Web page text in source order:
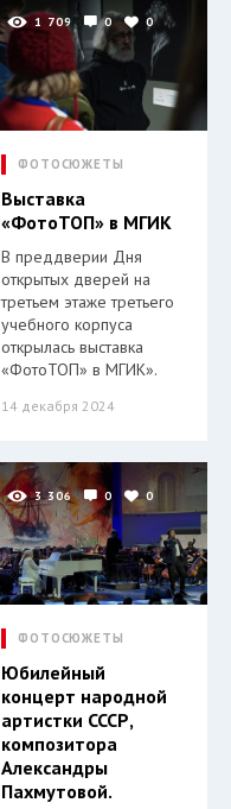
1 709 0 0
ФОТОСЮЖЕТЫ
Выставка
«ФотоТОП» в МГИК
В преддверии Дня
открытых дверей на
третьем этаже третьего
учебного корпуса
открылась выставка
«ФотоТОП» в МГИК».
14 декабря 2024
3 306 0 0
ФОТОСЮЖЕТЫ
Юбилейный
концерт народной
артистки СССР,
композитора
Александры
Пахмутовой.